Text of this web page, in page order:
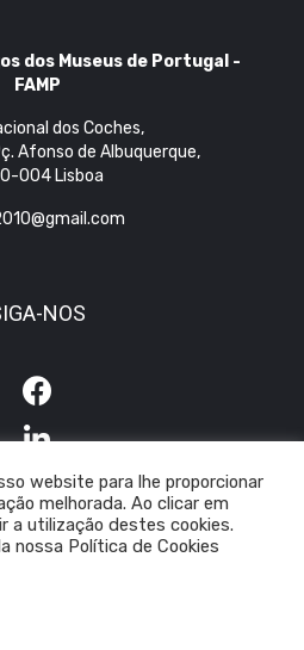
dos Museus de Portugal -
FAMP
dos Coches,
Afonso de Albuquerque,
004 Lisboa
NOS
Privacidade
website para lhe proporcionar
melhorada. Ao clicar em
a utilização destes cookies.
nossa Política de Cookies